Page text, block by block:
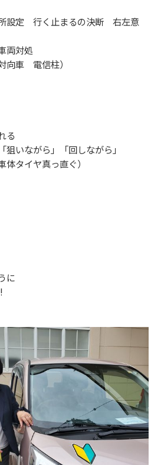
設定 行く止まるの決断 右左意
両対処
向車 電信柱）
る
狙いながら」「回しながら」
タイヤ真っ直ぐ）
に